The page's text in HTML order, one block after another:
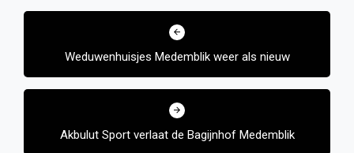
Bericht
Weduwenhuisjes Medemblik weer als nieuw
Akbulut Sport verlaat de Bagijnhof Medemblik